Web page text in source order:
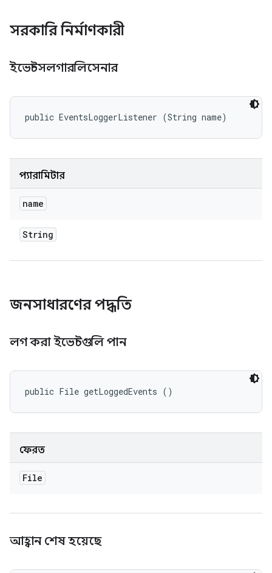
সরকারি নির্মাণকারী
ইভেন্টসলগারলিসেনার
public EventsLoggerListener (String name)
প্যারামিটার
name
String
জনসাধারণের পদ্ধতি
লগ করা ইভেন্টগুলি পান
public File getLoggedEvents ()
ফেরত
File
আহ্বান শেষ হয়েছে